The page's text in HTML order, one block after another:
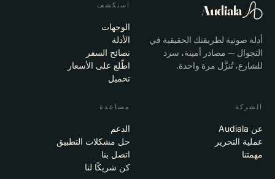
Audiala
أدلة صوتية لطريقتك الحقيقية في
التجوال — مصادر أمينة، سرد
للشارع، تُنزَّل مرة واحدة.
استكشف
الوجهات
الأدلة
نصائح السفر
اطّلع على الأسعار
تحميل
الشركة
عن Audiala
عملية التحرير
مهمتنا
مساعدة
الدعم
حل مشكلات التطبيق
اتصل بنا
كن شريكًا لنا